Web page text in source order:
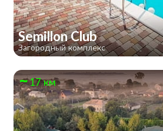
Semillon Club
Загородный комплекс
17 км